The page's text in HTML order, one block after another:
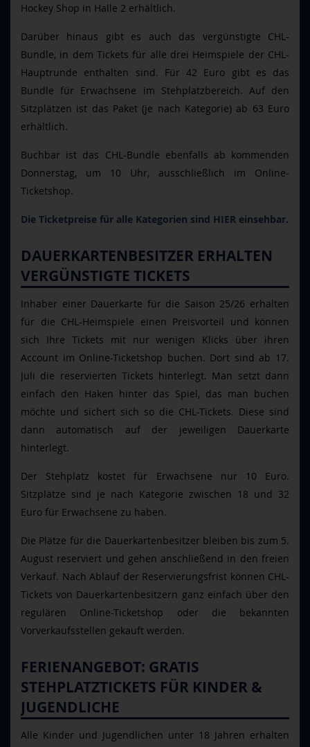
Hockey Shop in Halle 2 erhältlich.
Darüber hinaus gibt es auch das vergünstigte CHL-
Bundle, in dem Tickets für alle drei Heimspiele der CHL-
Hauptrunde enthalten sind. Für 42 Euro gibt es das
Bundle für Erwachsene im Stehplatzbereich. Auf den
Sitzplätzen ist das Paket (je nach Kategorie) ab 63 Euro
erhältlich.
Buchbar ist das CHL-Bundle ebenfalls ab kommenden
Donnerstag, um 10 Uhr, ausschließlich im Online-
Ticketshop.
Die Ticketpreise für alle Kategorien sind HIER einsehbar.
DAUERKARTENBESITZER ERHALTEN
VERGÜNSTIGTE TICKETS
Inhaber einer Dauerkarte für die Saison 25/26 erhalten
für die CHL-Heimspiele einen Preisvorteil und können
sich Ihre Tickets mit nur wenigen Klicks über ihren
Account im Online-Ticketshop buchen. Dort sind ab 17.
Juli die reservierten Tickets hinterlegt. Man setzt dann
einfach den Haken hinter das Spiel, das man buchen
möchte und sichert sich so die CHL-Tickets. Diese sind
dann automatisch auf der jeweiligen Dauerkarte
hinterlegt.
Der Stehplatz kostet für Erwachsene nur 10 Euro.
Sitzplätze sind je nach Kategorie zwischen 18 und 32
Euro für Erwachsene zu haben.
Die Plätze für die Dauerkartenbesitzer bleiben bis zum 5.
August reserviert und gehen anschließend in den freien
Verkauf. Nach Ablauf der Reservierungsfrist können CHL-
Tickets von Dauerkartenbesitzern ganz einfach über den
regulären Online-Ticketshop oder die bekannten
Vorverkaufsstellen gekauft werden.
FERIENANGEBOT: GRATIS
STEHPLATZTICKETS FÜR KINDER &
JUGENDLICHE
Alle Kinder und Jugendlichen unter 18 Jahren erhalten